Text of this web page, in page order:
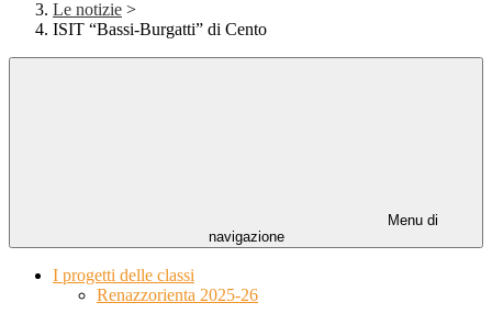
Le notizie >
ISIT “Bassi-Burgatti” di Cento
Menu di
navigazione
I progetti delle classi
Renazzorienta 2025-26